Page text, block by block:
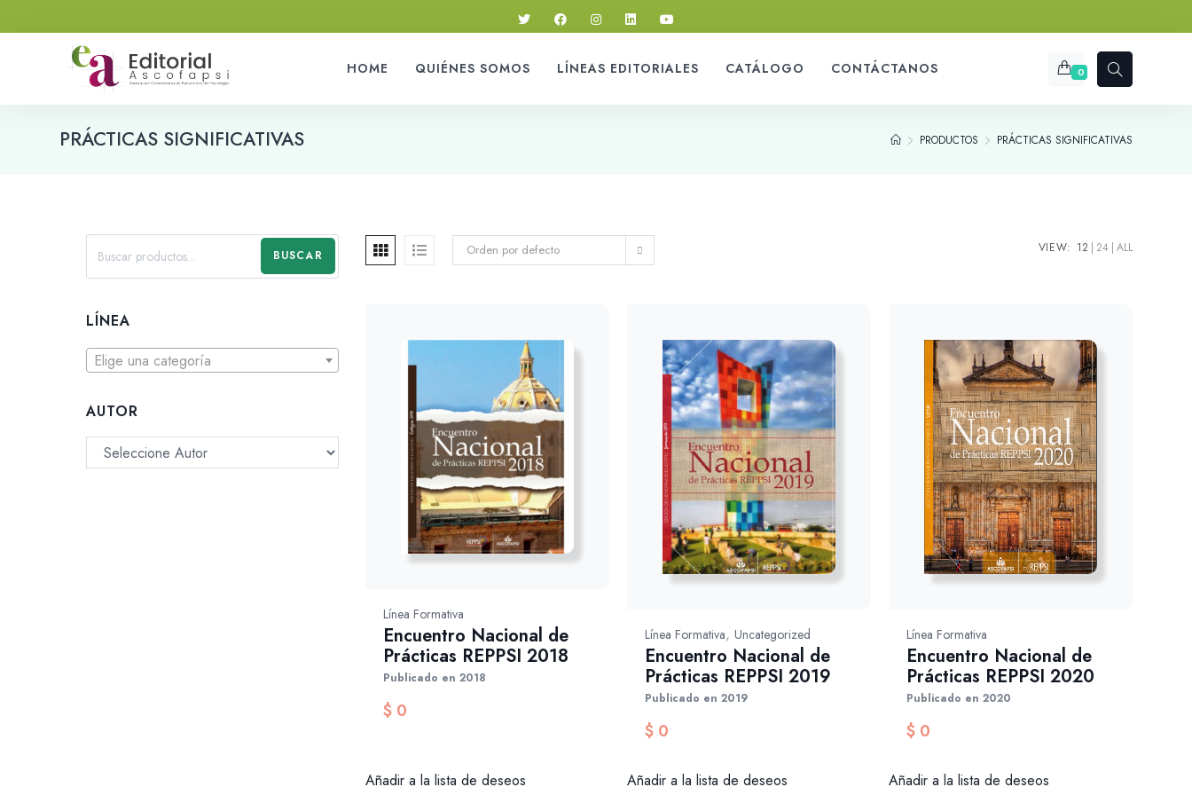
HOME QUIÉNES SOMOS LÍNEAS EDITORIALES CATÁLOGO CONTÁCTANOS 0
PRÁCTICAS SIGNIFICATIVAS PRODUCTOS PRÁCTICAS SIGNIFICATIVAS
Orden por defecto VIEW: 12 24 ALL
Línea Formativa
Encuentro Nacional de
Prácticas REPPSI 2018
Publicado en 2018
$0
Añadir a la lista de deseos
Línea Formativa, Uncategorized
Encuentro Nacional de
Prácticas REPPSI 2019
Publicado en 2019
$0
Añadir a la lista de deseos
Línea Formativa
Encuentro Nacional de
Prácticas REPPSI 2020
Publicado en 2020
$0
Añadir a la lista de deseos
BUSCAR
LÍNEA
Elige una categoría
AUTOR